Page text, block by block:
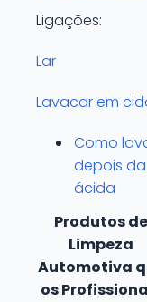
Ligações:
Lar
Lavacar em
Como
depois
ácida
Produtos de
Limpeza
Automotiva
os